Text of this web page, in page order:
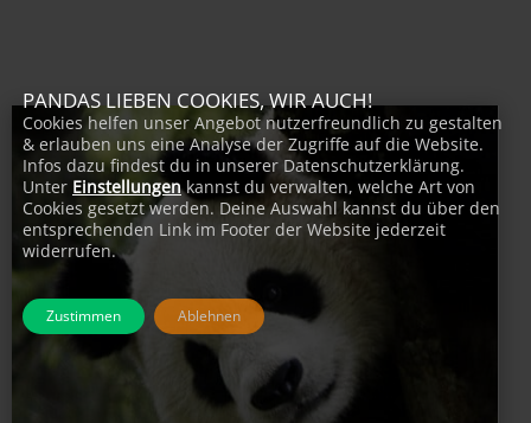
PANDAS LIEBEN COOKIES, WIR AUCH!
Cookies helfen unser Angebot nutzerfreundlich zu gestalten
& erlauben uns eine Analyse der Zugriffe auf die Website.
Infos dazu findest du in unserer Datenschutzerklärung.
Unter Einstellungen kannst du verwalten, welche Art von
Cookies gesetzt werden. Deine Auswahl kannst du über den
entsprechenden Link im Footer der Website jederzeit
widerrufen.
Zustimmen Ablehnen